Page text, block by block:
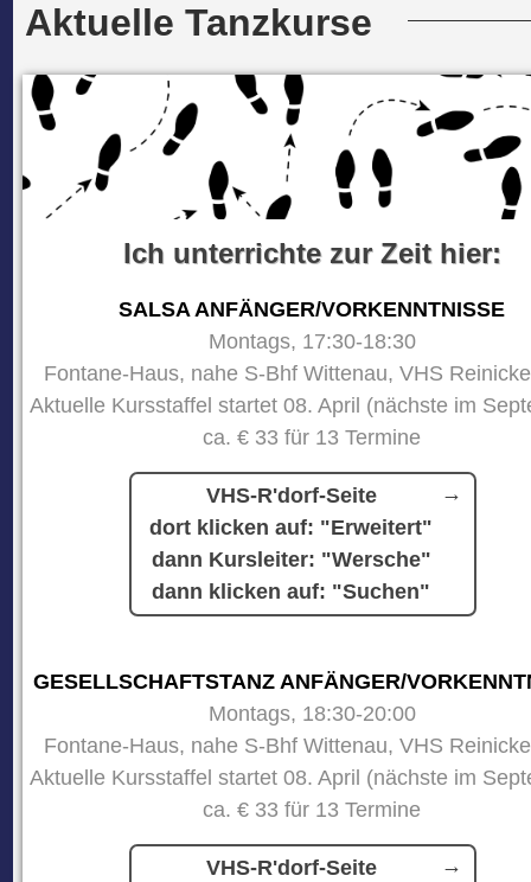
Aktuelle Tanzkurse
Ich unterrichte zur Zeit hier:
SALSA ANFÄNGER/VORKENNTNISSE
Montags, 17:30-18:30
Fontane-Haus, nahe S-Bhf Wittenau, VHS
Aktuelle Kursstaffel startet 08. April (nächste im
ca. € 33 für 13 Termine
VHS-R'dorf-Seite
dort klicken auf: "Erweitert"
dann Kursleiter: "Wersche"
dann klicken auf: "Suchen"
GESELLSCHAFTSTANZ ANFÄNGER/
Montags, 18:30-20:00
Fontane-Haus, nahe S-Bhf Wittenau, VHS
Aktuelle Kursstaffel startet 08. April (nächste im
ca. € 33 für 13 Termine
VHS-R'dorf-Seite